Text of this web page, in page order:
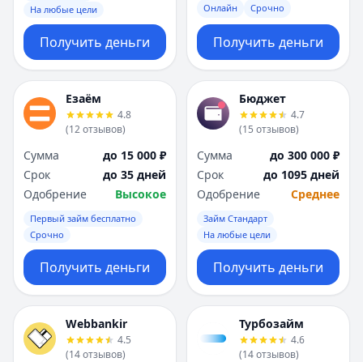
На любые цели
Получить деньги
Онлайн Срочно
Получить деньги
Езаём
4.8
(12отзывов)
Сумма
до 15 000 ₽
Срок
до 35 дней
Одобрение
Высокое
Первый займ бесплатно
Срочно
Получить деньги
Бюджет
4.7
(15 отзывов)
Сумма
до 300 000 ₽
Срок
до 1095 дней
Одобрение
Среднее
Займ Стандарт
На любые цели
Получить деньги
Webbankir
4.5
(14отзывов)
Турбозайм
4.6
(14отзывов)